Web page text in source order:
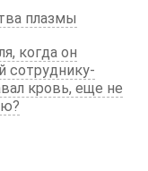
плазмы
когда он
сотруднику-
кровь, еще не